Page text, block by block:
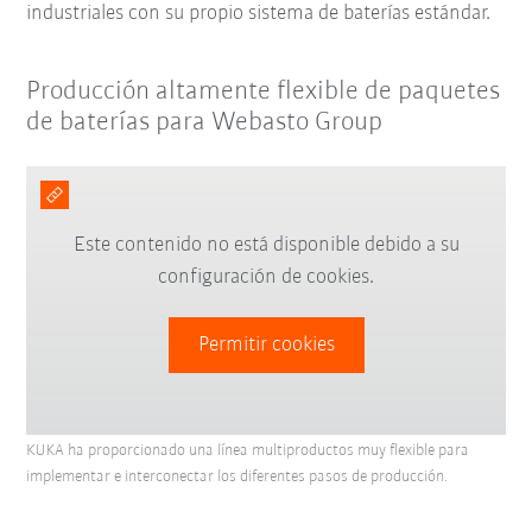
industriales con su propio sistema de baterías estándar.
Producción altamente flexible de paquetes
de baterías para Webasto Group
Este contenido no está disponible debido a su
configuración de cookies.
Permitir cookies
KUKA ha proporcionado una línea multiproductos muy flexible para
implementar e interconectar los diferentes pasos de producción.